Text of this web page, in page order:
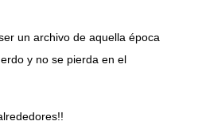
un archivo de aquella época
y no se pierda en el